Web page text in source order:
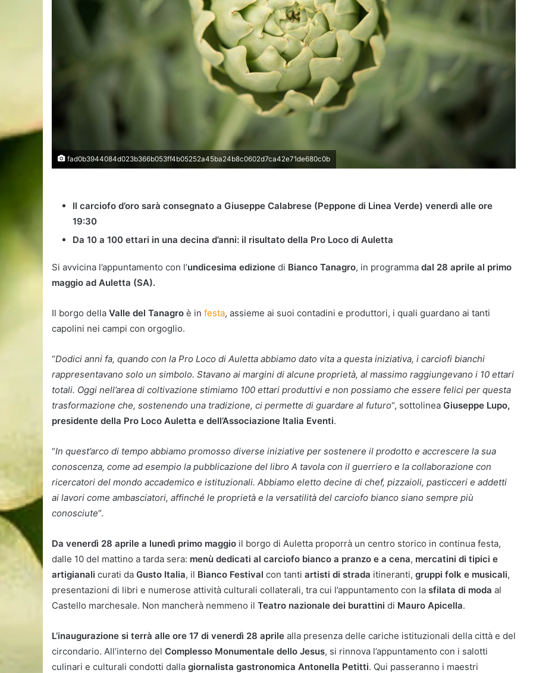
fad0b3944084d023b366b053ff4b05252a45ba24b8c0602d7ca42e71de680c0b
Il carciofo d’oro sarà consegnato a Giuseppe Calabrese (Peppone di Linea Verde) venerdì alle ore
19:30
Da 10 a 100 ettari in una decina d’anni: il risultato della Pro Loco di Auletta
Si avvicina l’appuntamento con l’undicesima edizione di Bianco Tanagro, in programma dal 28 aprile al primo
maggio ad Auletta (SA).
Il borgo della Valle del Tanagro è in festa, assieme ai suoi contadini e produttori, i quali guardano ai tanti
capolini nei campi con orgoglio.
“Dodici anni fa, quando con la Pro Loco di Auletta abbiamo dato vita a questa iniziativa, i carciofi bianchi
rappresentavano solo un simbolo. Stavano ai margini di alcune proprietà, al massimo raggiungevano i 10 ettari
totali. Oggi nell’area di coltivazione stimiamo 100 ettari produttivi e non possiamo che essere felici per questa
trasformazione che, sostenendo una tradizione, ci permette di guardare al futuro“, sottolinea Giuseppe Lupo,
presidente della Pro Loco Auletta e dell’Associazione Italia Eventi.
“In quest’arco di tempo abbiamo promosso diverse iniziative per sostenere il prodotto e accrescere la sua
conoscenza, come ad esempio la pubblicazione del libro A tavola con il guerriero e la collaborazione con
ricercatori del mondo accademico e istituzionali. Abbiamo eletto decine di chef, pizzaioli, pasticceri e addetti
ai lavori come ambasciatori, affinché le proprietà e la versatilità del carciofo bianco siano sempre più
conosciute“.
Da venerdì 28 aprile a lunedì primo maggio il borgo di Auletta proporrà un centro storico in continua festa,
dalle 10 del mattino a tarda sera: menù dedicati al carciofo bianco a pranzo e a cena, mercatini di tipici e
artigianali curati da Gusto Italia, il Bianco Festival con tanti artisti di strada itineranti, gruppi folk e musicali,
presentazioni di libri e numerose attività culturali collaterali, tra cui l’appuntamento con la sfilata di moda al
Castello marchesale. Non mancherà nemmeno il Teatro nazionale dei burattini di Mauro Apicella.
L’inaugurazione si terrà alle ore 17 di venerdì 28 aprile alla presenza delle cariche istituzionali della città e del
circondario. All’interno del Complesso Monumentale dello Jesus, si rinnova l’appuntamento con i salotti
culinari e culturali condotti dalla giornalista gastronomica Antonella Petitti. Qui passeranno i maestri